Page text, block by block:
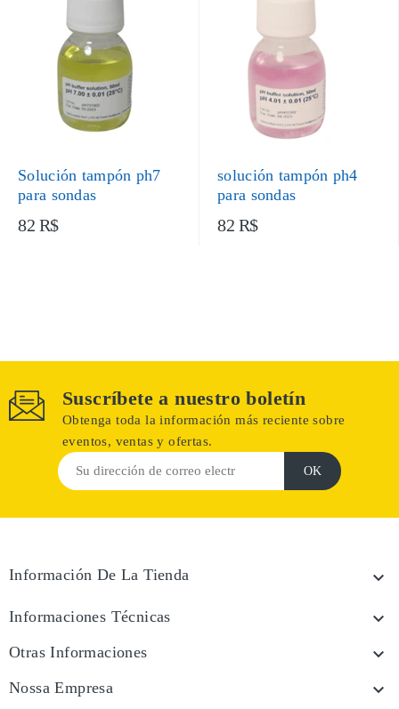
Solución tampón ph7
para sondas
82 R$
solución tampón ph4
para sondas
82 R$
Suscríbete a nuestro boletín
Obtenga toda la información más reciente sobre
eventos, ventas y ofertas.
Información De La Tienda 
Informaciones Técnicas 
Otras Informaciones 
Nossa Empresa 